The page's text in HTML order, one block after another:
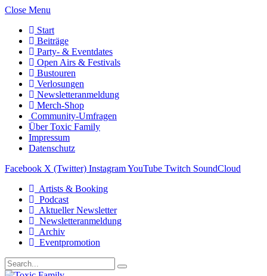
Close Menu
Start
Beiträge
Party- & Eventdates
Open Airs & Festivals
Bustouren
Verlosungen
Newsletteranmeldung
Merch-Shop
Community-Umfragen
Über Toxic Family
Impressum
Datenschutz
Facebook X (Twitter) InstagramYouTube Twitch SoundCloud
Artists & Booking
Podcast
Aktueller Newsletter
Newsletteranmeldung
Archiv
Eventpromotion